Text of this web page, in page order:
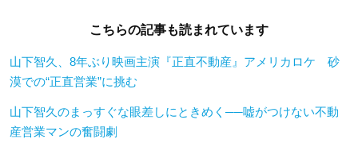
こちらの記事も読まれています
山下智久、8年ぶり映画主演『正直不動産』アメリカロケ 砂
漠での“正直営業”に挑む
山下智久のまっすぐな眼差しにときめく──嘘がつけない不動
産営業マンの奮闘劇